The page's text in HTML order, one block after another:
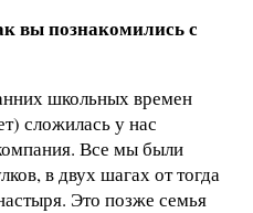
вы познакомились с
школьных времен
сложилась у нас
Все мы были
в двух шагах от тогда
Это позже семья